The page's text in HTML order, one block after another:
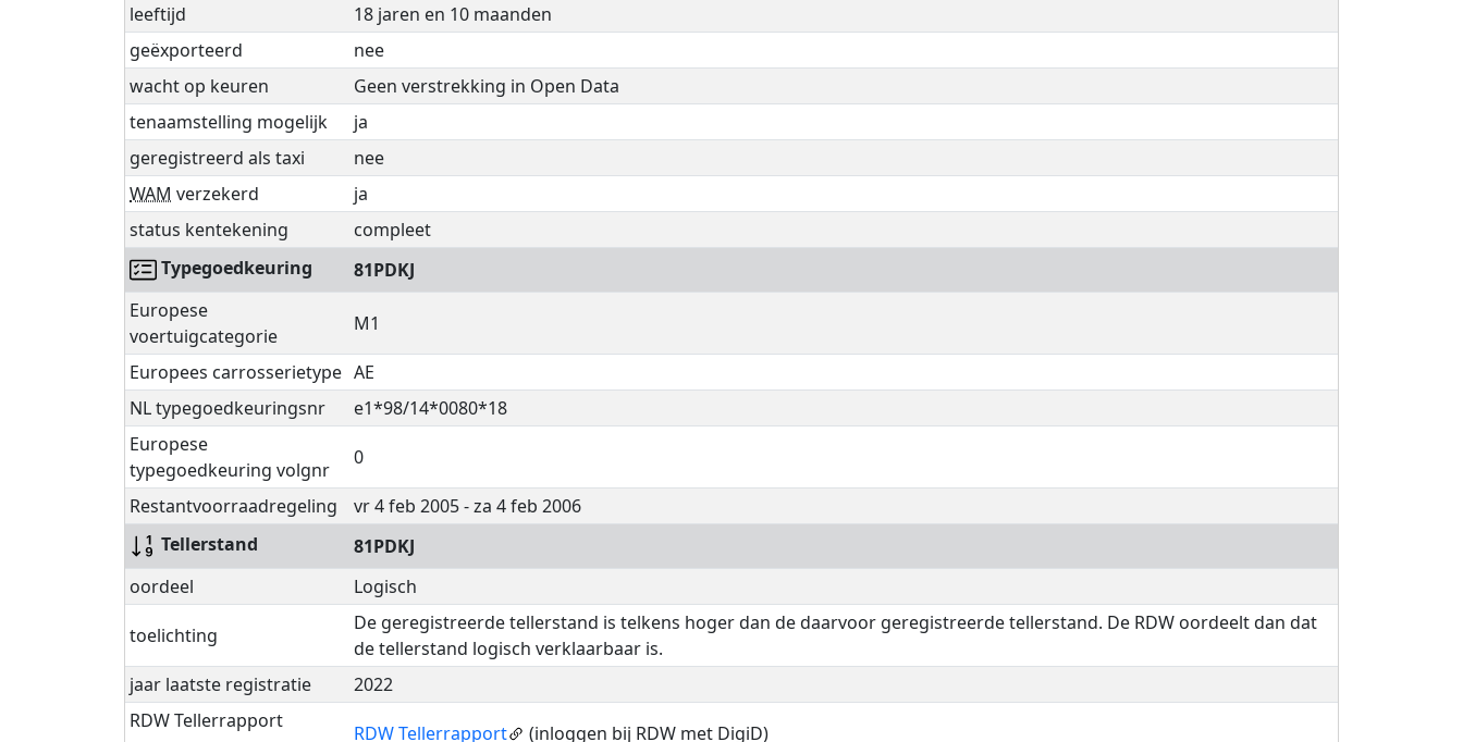
leeftijd
18 jaren en 10 maanden
geëxporteerd
nee
wacht op keuren
Geen verstrekking in Open Data
tenaamstelling mogelijk
ja
geregistreerd als taxi
nee
WAM verzekerd
ja
status kentekening
compleet
Typegoedkeuring
81PDKJ
Europese
voertuigcategorie
M1
Europees carrosserietype AE
NL typegoedkeuringsnr
e1*98/14*0080*18
Europese
typegoedkeuring volgnr
0
Restantvoorraadregeling
vr 4 feb 2005 - za 4 feb 2006
Tellerstand
81PDKJ
oordeel
Logisch
toelichting
De geregistreerde tellerstand is telkens hoger dan de daarvoor geregistreerde tellerstand. De RDW oordeelt dan dat
de tellerstand logisch verklaarbaar is.
jaar laatste registratie
2022
RDW Tellerrapport
RDW Tellerrapport (inloggen bij RDW met DigiD)